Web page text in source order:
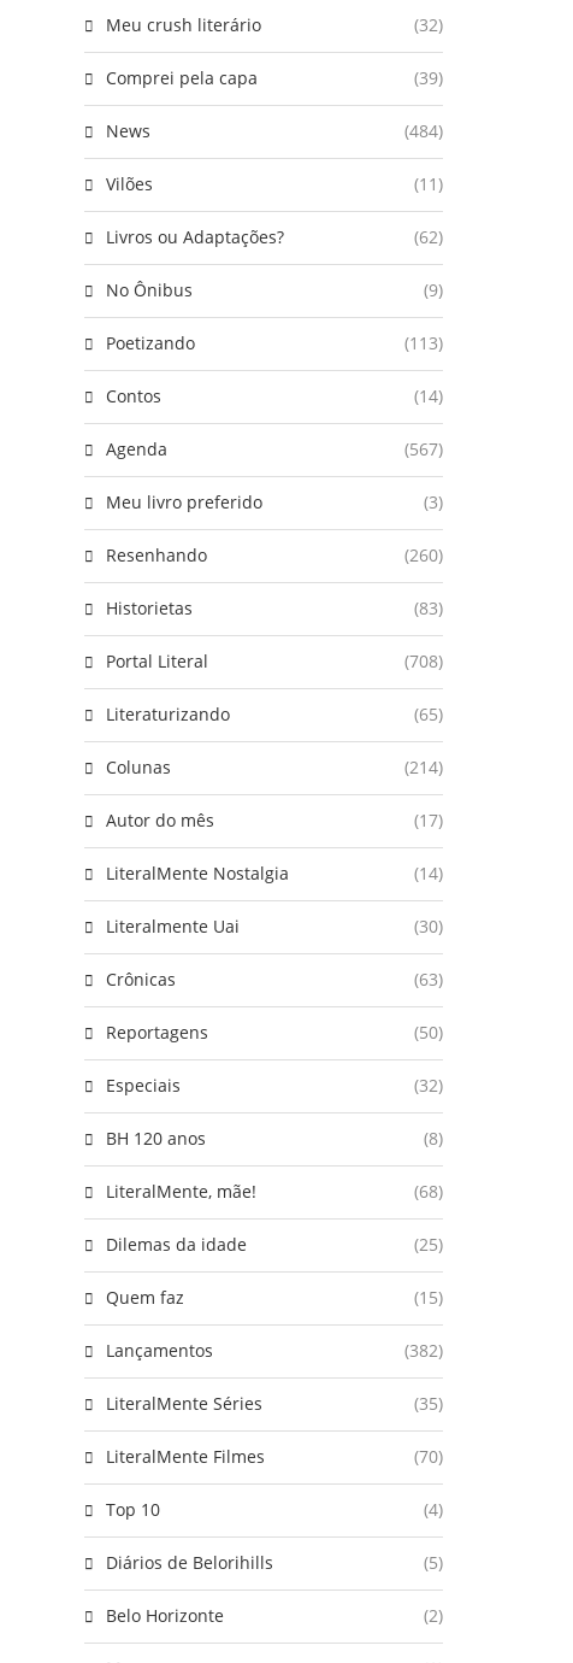
Meu crush literário (32)
Comprei pela capa (39)
News (484)
Vilões (11)
Livros ou Adaptações? (62)
No Ônibus (9)
Poetizando (113)
Contos (14)
Agenda (567)
Meu livro preferido (3)
Resenhando (260)
Historietas (83)
Portal Literal (708)
Literaturizando (65)
Colunas (214)
Autor do mês (17)
LiteralMente Nostalgia (14)
Literalmente Uai (30)
Crônicas (63)
Reportagens (50)
Especiais (32)
BH 120 anos (8)
LiteralMente, mãe! (68)
Dilemas da idade (25)
Quem faz (15)
Lançamentos (382)
LiteralMente Séries (35)
LiteralMente Filmes (70)
Top 10 (4)
Diários de Belorihills (5)
Belo Horizonte (2)